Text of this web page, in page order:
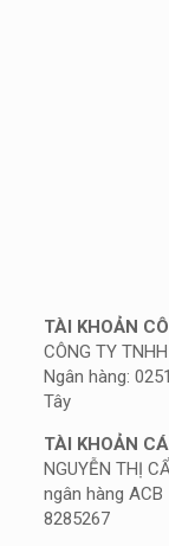
TÀI KHOẢN
CÔNG TY
Ngân hàng:
Tây
TÀI KHOẢN
NGUYỄN THỊ
ngân hàng ACB
8285267